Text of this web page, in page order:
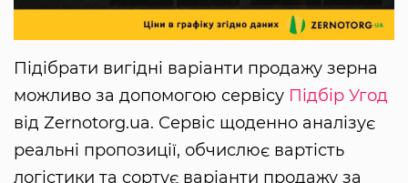
Підібрати вигідні варіанти продажу зерна
можливо за допомогою сервісу Підбір Угод
від Zernotorg.ua. Сервіс щоденно аналізує
реальні пропозиції, обчислює вартість
логістики та сортує варіанти продажу за